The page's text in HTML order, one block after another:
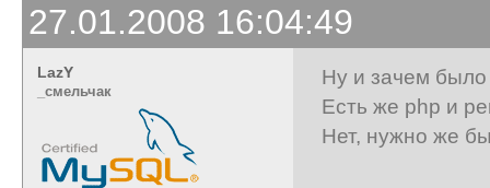
27.01.2008 16:04:49
LazY
_cмельчак
Ну и зачем было
Есть же php и
Нет, нужно же